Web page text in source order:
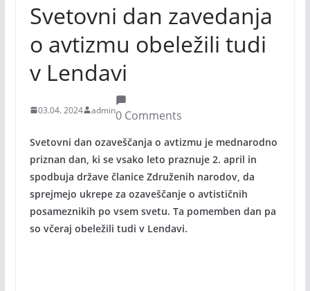
Svetovni dan zavedanja
o avtizmu obeležili tudi
v Lendavi
03.04. 2024 admin0 Comments
Svetovni dan ozaveščanja o avtizmu je mednarodno
priznan dan, ki se vsako leto praznuje 2. april in
spodbuja države članice Združenih narodov, da
sprejmejo ukrepe za ozaveščanje o avtističnih
posameznikih po vsem svetu. Ta pomemben dan pa
so včeraj obeležili tudi v Lendavi.